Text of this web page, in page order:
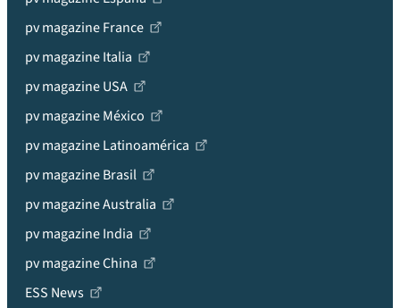
pv magazine France
pv magazine Italia
pv magazine USA
pv magazine México
pv magazine Latinoamérica
pv magazine Brasil
pv magazine Australia
pv magazine India
pv magazine China
ESS News